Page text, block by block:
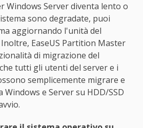
Windows Server diventa lento o
sono degradate, puoi
aggiornando l'unità del
EaseUS Partition Master
di migrazione del
tutti gli utenti del server e i
semplicemente migrare e
e Server su HDD/SSD